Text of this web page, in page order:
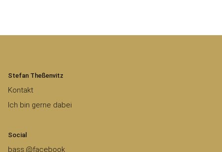
Stefan Theßenvitz
Kontakt
Ich bin gerne dabei
Social
bass.@facebook